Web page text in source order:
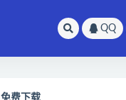
QQ
免费下载